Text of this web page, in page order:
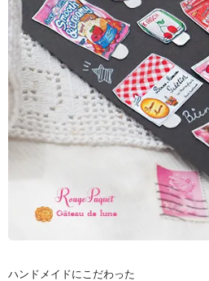
ハンドメイドにこだわった